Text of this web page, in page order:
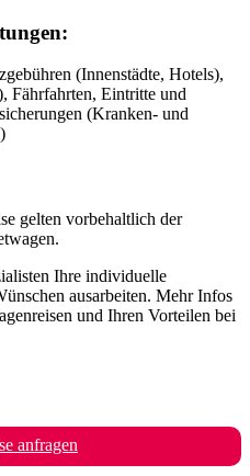
(Innenstädte, Hotels),
Fährfahrten, Eintritte und
(Kranken- und
gelten vorbehaltlich der
Ihre individuelle
ausarbeiten. Mehr Infos
und Ihren Vorteilen bei
anfragen